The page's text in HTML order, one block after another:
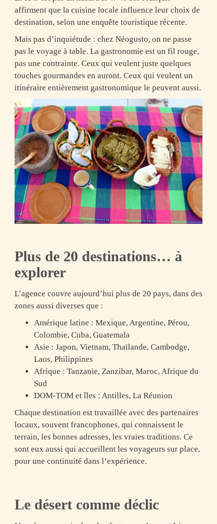
affirment que la cuisine locale influence leur choix de
destination, selon une enquête touristique récente.
Mais pas d’inquiétude : chez Néogusto, on ne passe
pas le voyage à table. La gastronomie est un fil rouge,
pas une contrainte. Ceux qui veulent juste quelques
touches gourmandes en auront. Ceux qui veulent un
itinéraire entièrement gastronomique le peuvent aussi.
Plus de 20 destinations… à
explorer
L’agence couvre aujourd’hui plus de 20 pays, dans des
zones aussi diverses que :
Amérique latine : Mexique, Argentine, Pérou,
Colombie, Cuba, Guatemala
Asie : Japon, Vietnam, Thaïlande, Cambodge,
Laos, Philippines
Afrique : Tanzanie, Zanzibar, Maroc, Afrique du
Sud
DOM-TOM et îles : Antilles, La Réunion
Chaque destination est travaillée avec des partenaires
locaux, souvent francophones, qui connaissent le
terrain, les bonnes adresses, les vraies traditions. Ce
sont eux aussi qui accueillent les voyageurs sur place,
pour une continuité dans l’expérience.
Le désert comme déclic